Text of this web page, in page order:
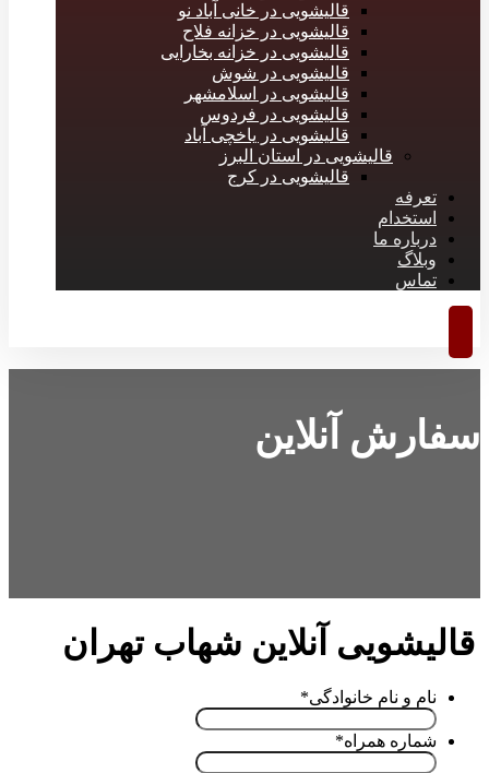
قالیشویی در خانی آباد نو
قالیشویی در خزانه فلاح
قالیشویی در خزانه بخارایی
قالیشویی در شوش
قالیشویی در اسلامشهر
قالیشویی در فردوس
قالیشویی در یاخچی آباد
قالیشویی در استان البرز
قالیشویی در کرج
تعرفه
استخدام
درباره ما
وبلاگ
تماس
سفارش آنلاین
قالیشویی آنلاین شهاب تهران
نام و نام خانوادگی*
شماره همراه*